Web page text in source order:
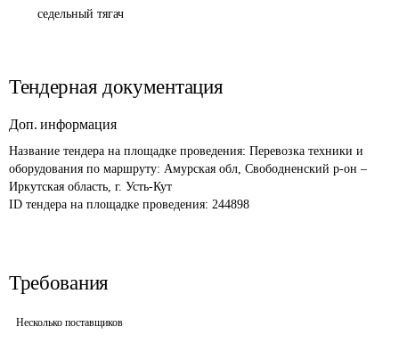
седельный тягач
Тендерная документация
Доп. информация
Название тендера на площадке проведения: Перевозка техники и
оборудования по маршруту: Амурская обл, Свободненский р-он –
Иркутская область, г. Усть-Кут
ID тендера на площадке проведения: 244898
Требования
Несколько поставщиков